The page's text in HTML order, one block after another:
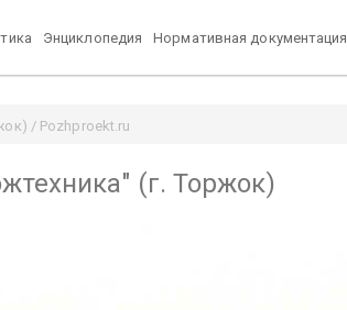
Энциклопедия Нормативная документация
/ Pozhproekt.ru
(г. Торжок)